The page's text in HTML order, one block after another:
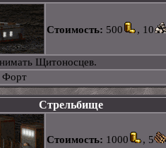
Стоимость: 500 , 10
Щитоносцев.
Форт
Стрельбище
Стоимость: 1000 , 5